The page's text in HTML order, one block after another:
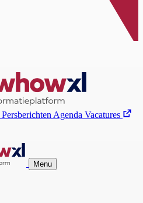
Persberichten Agenda Vacatures
Menu